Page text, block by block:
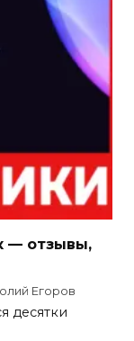
— отзывы,
Егоров
десятки